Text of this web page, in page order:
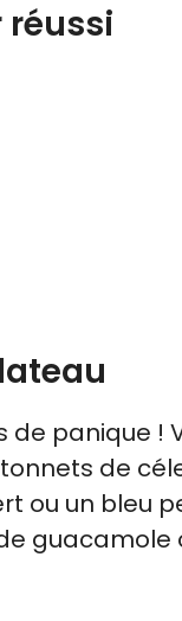
réussi
de panique !
de
ou un bleu